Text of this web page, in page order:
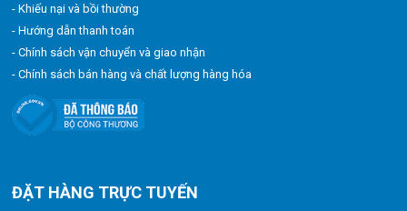
- Khiếu nại và bồi thường
- Hướng dẫn thanh toán
- Chính sách vận chuyển và giao nhận
- Chính sách bán hàng và chất lượng hàng hóa
ĐẶT HÀNG TRỰC TUYẾN